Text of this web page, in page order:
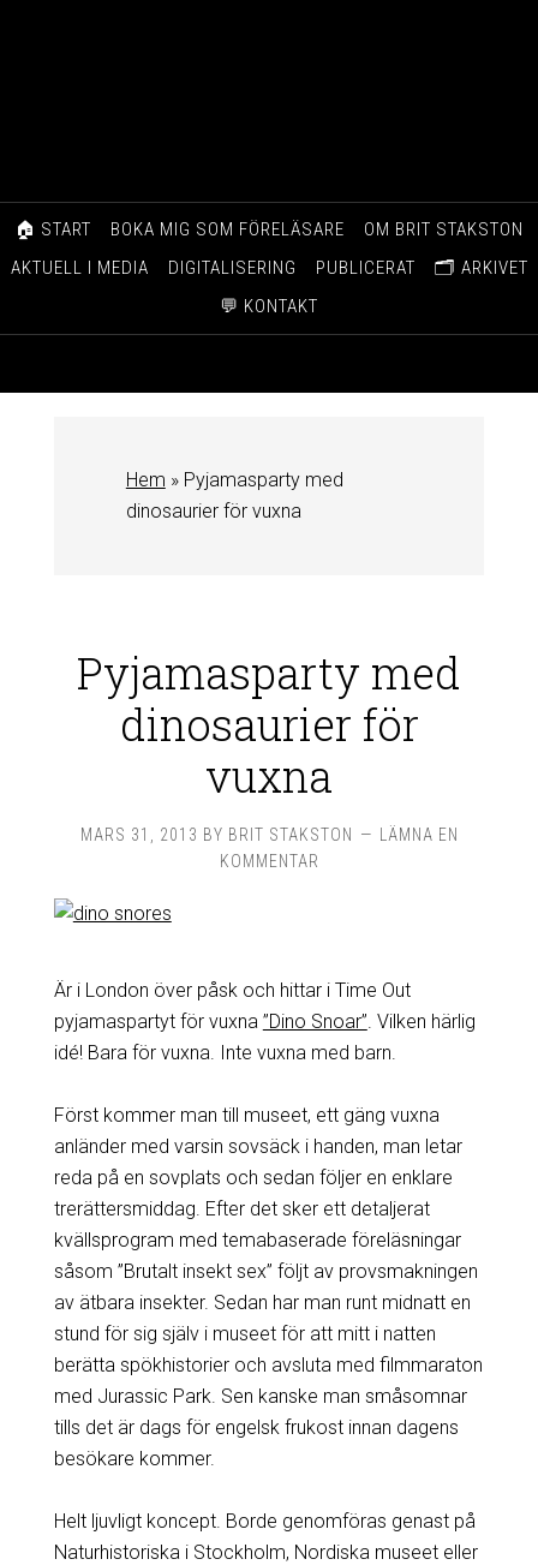
🏠 START BOKA MIG SOM FÖRELÄSARE
OM BRIT STAKSTON
AKTUELL I MEDIA
DIGITALISERING PUBLICERAT
🗂️ ARKIVET
💬 KONTAKT
Hem » Pyjamasparty med
dinosaurier för vuxna
Pyjamasparty med
dinosaurier för
vuxna
MARS 31, 2013 BY BRIT STAKSTON
LÄMNA EN
KOMMENTAR
Är i London över påsk och hittar i Time Out
pyjamaspartyt för vuxna ”Dino Snoar” . Vilken härlig
idé! Bara för vuxna. Inte vuxna med barn.
Först kommer man till museet, ett gäng vuxna
anländer med varsin sovsäck i handen, man letar
reda på en sovplats och sedan följer en enklare
trerättersmiddag. Efter det sker ett detaljerat
kvällsprogram med temabaserade föreläsningar
såsom ”Brutalt insekt sex” följt av provsmakningen
av ätbara insekter. Sedan har man runt midnatt en
stund för sig själv i museet för att mitt i natten
berätta spökhistorier och avsluta med filmmaraton
med Jurassic Park. Sen kanske man småsomnar
tills det är dags för engelsk frukost innan dagens
besökare kommer.
Helt ljuvligt koncept. Borde genomföras genast på
Naturhistoriska i Stockholm, Nordiska museet eller